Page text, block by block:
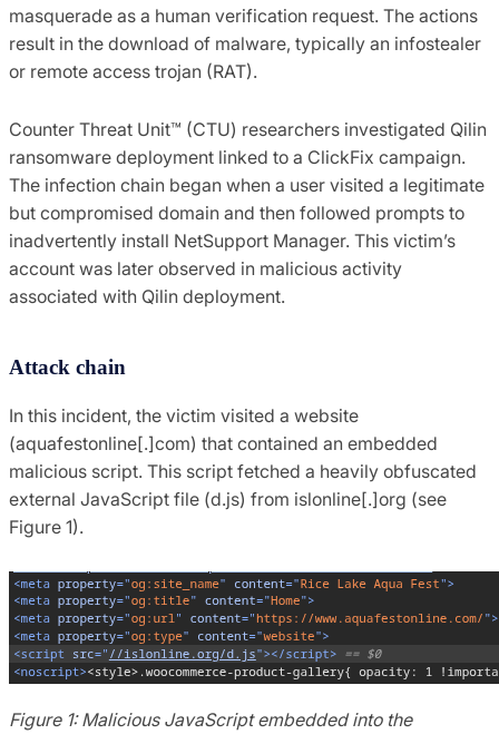
masquerade as a human verification request. The actions
result in the download of malware, typically an infostealer
or remote access trojan (RAT).
Counter Threat Unit™ (CTU) researchers investigated Qilin
ransomware deployment linked to a ClickFix campaign.
The infection chain began when a user visited a legitimate
but compromised domain and then followed prompts to
inadvertently install NetSupport Manager. This victim’s
account was later observed in malicious activity
associated with Qilin deployment.
Attack chain
In this incident, the victim visited a website
(aquafestonline[.]com) that contained an embedded
malicious script. This script fetched a heavily obfuscated
external JavaScript file (d.js) from islonline[.]org (see
Figure 1).
Figure 1: Malicious JavaScript embedded into the